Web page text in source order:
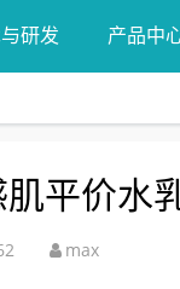
研发 产品中
平价水
max